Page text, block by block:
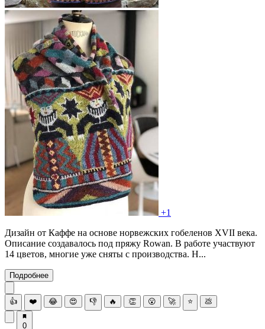
+1
Дизайн от Каффе на основе норвежских гобеленов XVII века.
Описание создавалось под пряжу Rowan. В работе участвуют
14 цветов, многие уже сняты с производства. Н...
Подробнее
👍 ❤️ 😂 😍 👎 🔥 👏 😮 🚀 ⭐ 💩
0